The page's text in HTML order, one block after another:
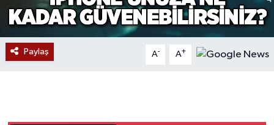
Paylaş A- A+
Eğitim
Ekonomi